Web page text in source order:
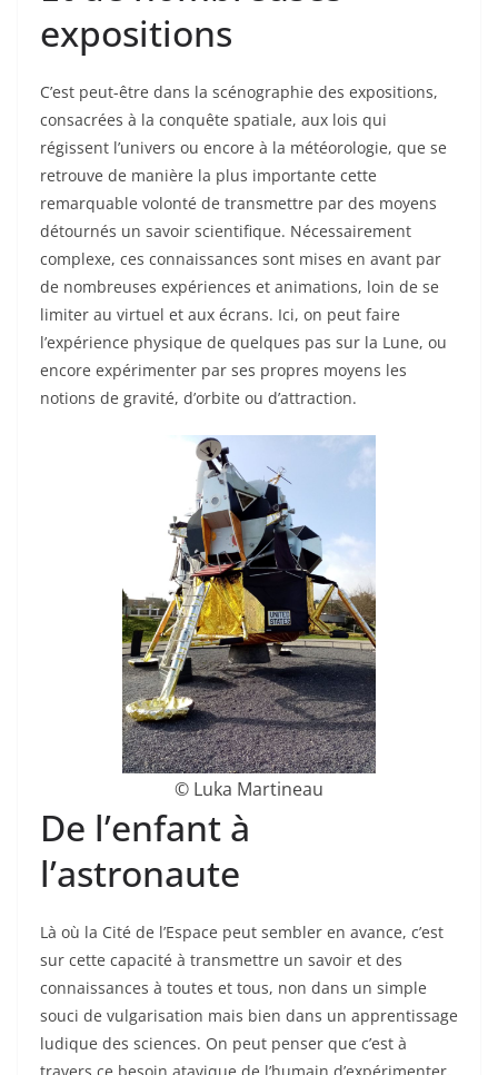
expositions
C’est peut-être dans la scénographie des expositions,
consacrées à la conquête spatiale, aux lois qui
régissent l’univers ou encore à la météorologie, que se
retrouve de manière la plus importante cette
remarquable volonté de transmettre par des moyens
détournés un savoir scientifique. Nécessairement
complexe, ces connaissances sont mises en avant par
de nombreuses expériences et animations, loin de se
limiter au virtuel et aux écrans. Ici, on peut faire
l’expérience physique de quelques pas sur la Lune, ou
encore expérimenter par ses propres moyens les
notions de gravité, d’orbite ou d’attraction.
© Luka Martineau
De l’enfant à
l’astronaute
Là où la Cité de l’Espace peut sembler en avance, c’est
sur cette capacité à transmettre un savoir et des
connaissances à toutes et tous, non dans un simple
souci de vulgarisation mais bien dans un apprentissage
ludique des sciences. On peut penser que c’est à